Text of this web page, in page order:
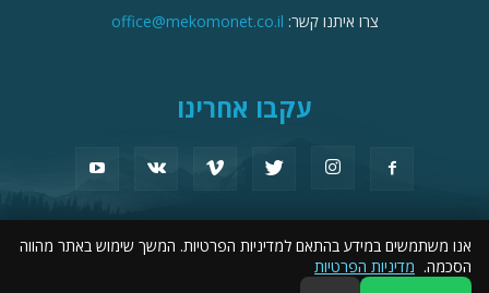
צרו איתנו קשר: office@mekomonet.co.il
עקבו אחרינו
מחפשים כותבים פרסמו אצלנו תמיכה פרסום עסקים
פורטל שיפוצים
אנו משתמשים במידע בהתאם למדיניות הפרטיות. המשך שימוש באתר מהווה
הסכמה. מדיניות הפרטיות